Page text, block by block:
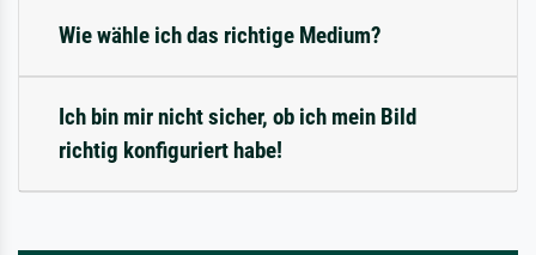
Wie wähle ich das richtige Medium?
Ich bin mir nicht sicher, ob ich mein Bild
richtig konfiguriert habe!